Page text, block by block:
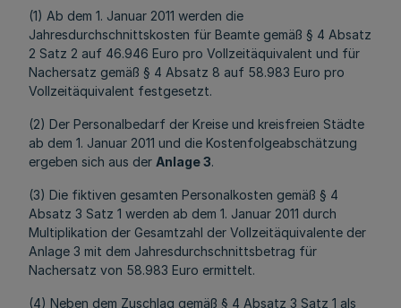
(1) Ab dem 1. Januar 2011 werden die
Jahresdurchschnittskosten für Beamte gemäß § 4 Absatz
2 Satz 2 auf 46.946 Euro pro Vollzeitäquivalent und für
Nachersatz gemäß § 4 Absatz 8 auf 58.983 Euro pro
Vollzeitäquivalent festgesetzt.
(2) Der Personalbedarf der Kreise und kreisfreien Städte
ab dem 1. Januar 2011 und die Kostenfolgeabschätzung
ergeben sich aus der Anlage 3.
(3) Die fiktiven gesamten Personalkosten gemäß § 4
Absatz 3 Satz 1 werden ab dem 1. Januar 2011 durch
Multiplikation der Gesamtzahl der Vollzeitäquivalente der
Anlage 3 mit dem Jahresdurchschnittsbetrag für
Nachersatz von 58.983 Euro ermittelt.
(4) Neben dem Zuschlag gemäß § 4 Absatz 3 Satz 1 als